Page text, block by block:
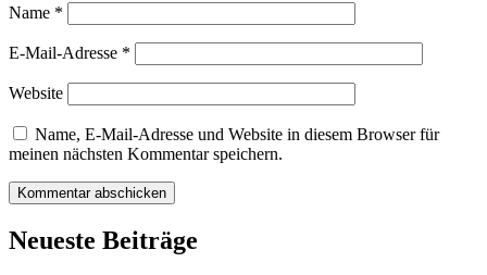
Name *
E-Mail-Adresse *
Website
Name, E-Mail-Adresse und Website in diesem Browser für
meinen nächsten Kommentar speichern.
Neueste Beiträge